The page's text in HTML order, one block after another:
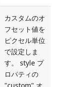
カスタムのオ
フセット値を
ピクセル単位
で設定しま
す。 style プ
ロパティの